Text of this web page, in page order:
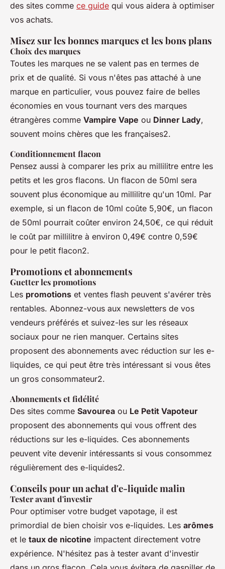
des sites comme ce guide qui vous aidera à optimiser
vos achats.
Misez sur les bonnes marques et les bons plans
Choix des marques
Toutes les marques ne se valent pas en termes de
prix et de qualité. Si vous n'êtes pas attaché à une
marque en particulier, vous pouvez faire de belles
économies en vous tournant vers des marques
étrangères comme Vampire Vape ou Dinner Lady,
souvent moins chères que les françaises2.
Conditionnement flacon
Pensez aussi à comparer les prix au millilitre entre les
petits et les gros flacons. Un flacon de 50ml sera
souvent plus économique au millilitre qu'un 10ml. Par
exemple, si un flacon de 10ml coûte 5,90€, un flacon
de 50ml pourrait coûter environ 24,50€, ce qui réduit
le coût par millilitre à environ 0,49€ contre 0,59€
pour le petit flacon2.
Promotions et abonnements
Guetter les promotions
Les promotions et ventes flash peuvent s'avérer très
rentables. Abonnez-vous aux newsletters de vos
vendeurs préférés et suivez-les sur les réseaux
sociaux pour ne rien manquer. Certains sites
proposent des abonnements avec réduction sur les e-
liquides, ce qui peut être très intéressant si vous êtes
un gros consommateur2.
Abonnements et fidélité
Des sites comme Savourea ou Le Petit Vapoteur
proposent des abonnements qui vous offrent des
réductions sur les e-liquides. Ces abonnements
peuvent vite devenir intéressants si vous consommez
régulièrement des e-liquides2.
Conseils pour un achat d'e-liquide malin
Tester avant d'investir
Pour optimiser votre budget vapotage, il est
primordial de bien choisir vos e-liquides. Les arômes
et le taux de nicotine impactent directement votre
expérience. N'hésitez pas à tester avant d'investir